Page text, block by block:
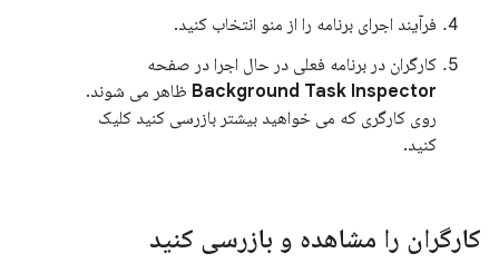
فرآیند اجرای برنامه را از منو انتخاب کنید.
کارگران در برنامه فعلی در حال اجرا در صفحه
Background Task Inspector ظاهر می شوند.
روی کارگری که می خواهید بیشتر بازرسی کنید کلیک
کنید.
کارگران را مشاهده و بازرسی کنید